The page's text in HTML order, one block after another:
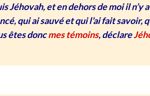
Jéhovah, et en dehors de moi il n’y
qui ai sauvé et qui l’ai fait savoir,
êtes doncmes témoins, déclare